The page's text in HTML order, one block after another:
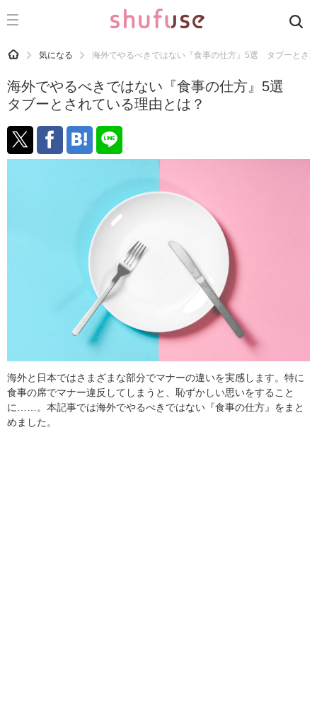
CATEGORY 記事カテゴリ
運気
洗濯
生活の知恵
HOME 気になる 海外でやるべきではない『食事の仕方』5選 タブーとさ
海外でやるべきではない『食事の仕方』5選
タブーとされている理由とは？
海外と日本ではさまざまな部分でマナーの違いを実感します。特に
食事の席でマナー違反してしまうと、恥ずかしい思いをすること
に……。本記事では海外でやるべきではない『食事の仕方』をまと
めました。